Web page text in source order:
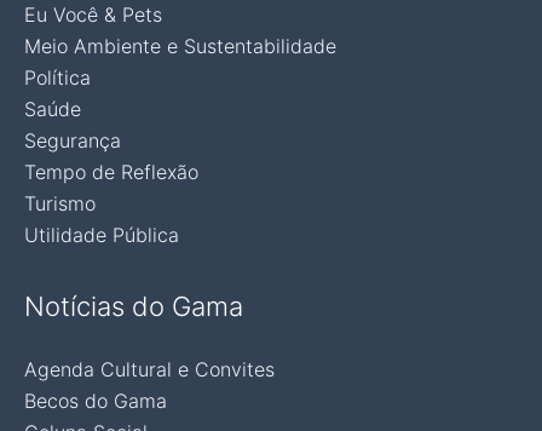
Eu Você & Pets
Meio Ambiente e Sustentabilidade
Política
Saúde
Segurança
Tempo de Reflexão
Turismo
Utilidade Pública
Notícias do Gama
Agenda Cultural e Convites
Becos do Gama